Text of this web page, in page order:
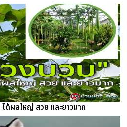
ด้ผลใหญ่ สวย และยาวมาก